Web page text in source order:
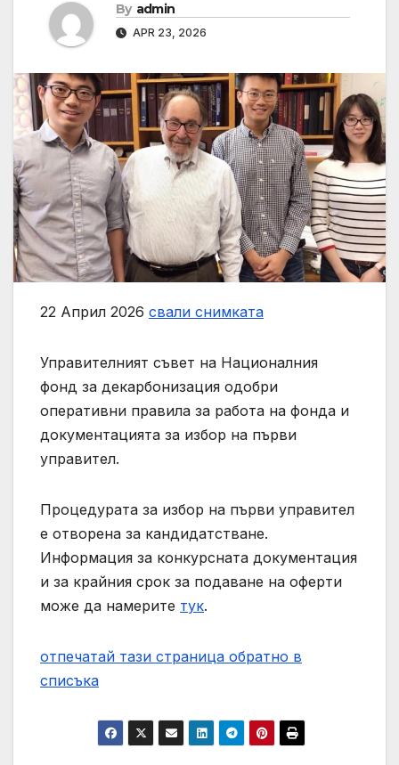
By admin
APR 23, 2026
22 Април 2026 свали снимката
Управителният съвет на Националния
фонд за декарбонизация одобри
оперативни правила за работа на фонда и
документацията за избор на първи
управител.
Процедурата за избор на първи управител
е отворена за кандидатстване.
Информация за конкурсната документация
и за крайния срок за подаване на оферти
може да намерите тук.
отпечатай тази страница обратно в
списъка